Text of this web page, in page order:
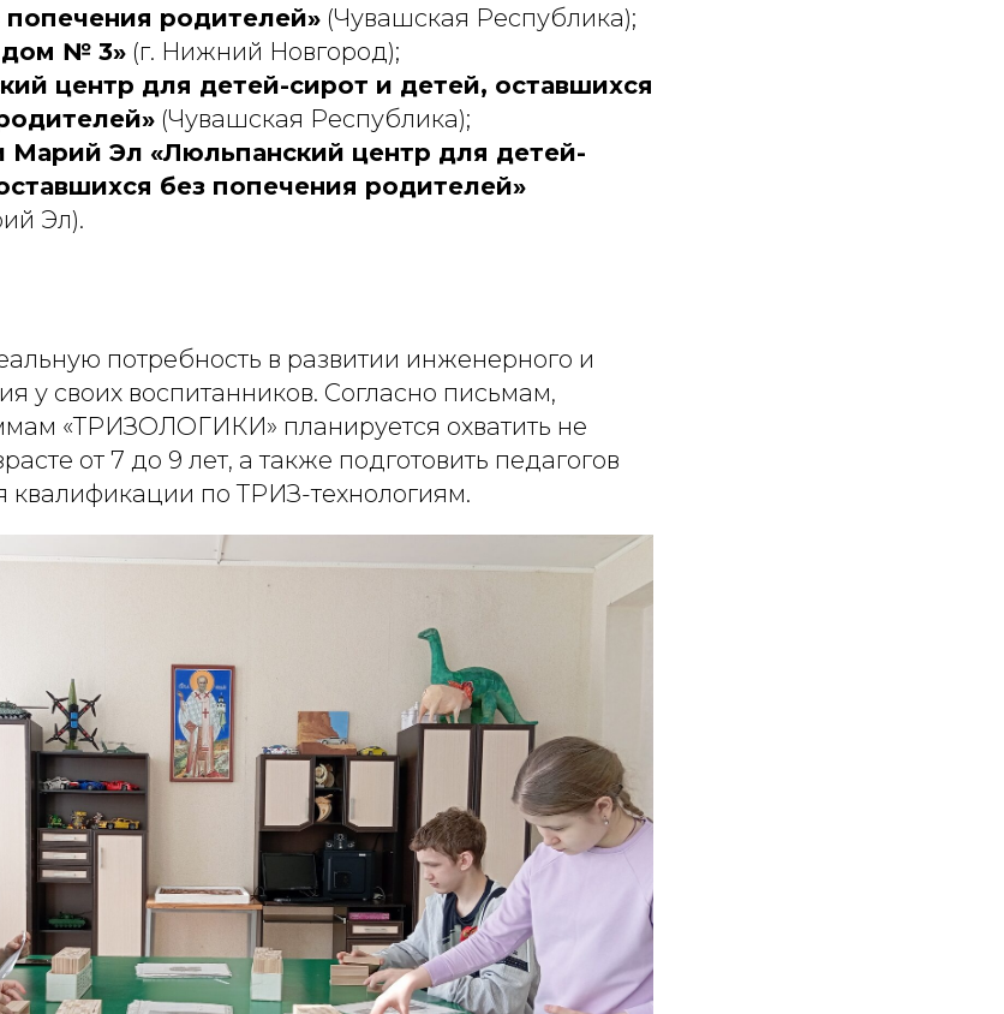
попечения родителей» (Чувашская Республика);
дом № 3» (г. Нижний Новгород);
центр для детей-сирот и детей, оставшихся
(Чувашская Республика);
Марий Эл «Люльпанский центр для детей-
без попечения родителей»
Эл).
потребность в развитии инженерного и
у своих воспитанников. Согласно письмам,
«ТРИЗОЛОГИКИ» планируется охватить не
от 7 до 9 лет, а также подготовить педагогов
квалификации по ТРИЗ-технологиям.